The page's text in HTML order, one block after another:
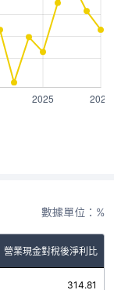
數據單位：%
營業現金對稅後淨利比
314.81